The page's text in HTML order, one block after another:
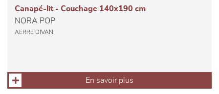
Canapé-lit - Couchage 140x190 cm
NORA POP
AERRE DIVANI
En savoir plus